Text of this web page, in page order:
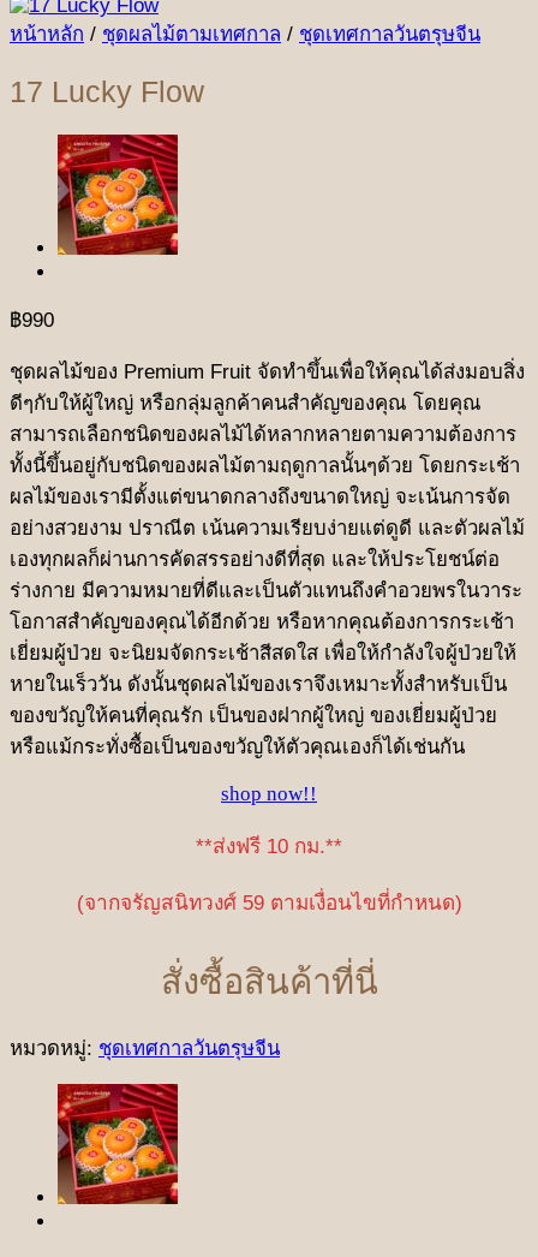
หน้าหลัก / ชุดผลไม้ตามเทศกาล / ชุดเทศกาลวันตรุษจีน
17 Lucky Flow
฿990
ชุดผลไม้ของ Premium Fruit จัดทำขึ้นเพื่อให้คุณได้ส่งมอบสิ่ง
ดีๆกับให้ผู้ใหญ่ หรือกลุ่มลูกค้าคนสำคัญของคุณ โดยคุณ
สามารถเลือกชนิดของผลไม้ได้หลากหลายตามความต้องการ
ทั้งนี้ขึ้นอยู่กับชนิดของผลไม้ตามฤดูกาลนั้นๆด้วย โดยกระเช้า
ผลไม้ของเรามีตั้งแต่ขนาดกลางถึงขนาดใหญ่ จะเน้นการจัด
อย่างสวยงาม ปราณีต เน้นความเรียบง่ายแต่ดูดี และตัวผลไม้
เองทุกผลก็ผ่านการคัดสรรอย่างดีที่สุด และให้ประโยชน์ต่อ
ร่างกาย มีความหมายที่ดีและเป็นตัวแทนถึงคำอวยพรในวาระ
โอกาสสำคัญของคุณได้อีกด้วย หรือหากคุณต้องการกระเช้า
เยี่ยมผู้ป่วย จะนิยมจัดกระเช้าสีสดใส เพื่อให้กำลังใจผู้ป่วยให้
หายในเร็ววัน ดังนั้นชุดผลไม้ของเราจึงเหมาะทั้งสำหรับเป็น
ของขวัญให้คนที่คุณรัก เป็นของฝากผู้ใหญ่ ของเยี่ยมผู้ป่วย
หรือแม้กระทั่งซื้อเป็นของขวัญให้ตัวคุณเองก็ได้เช่นกัน
shop now!!
**ส่งฟรี 10 กม.**
(จากจรัญสนิทวงศ์ 59 ตามเงื่อนไขที่กำหนด)
สั่งซื้อสินค้าที่นี่
หมวดหมู่: ชุดเทศกาลวันตรุษจีน